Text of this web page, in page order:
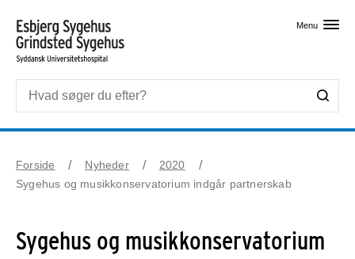
Menu
Forside Nyheder
2020
Sygehus og musikkonservatorium indgår partnerskab
Sygehus og musikkonservatorium